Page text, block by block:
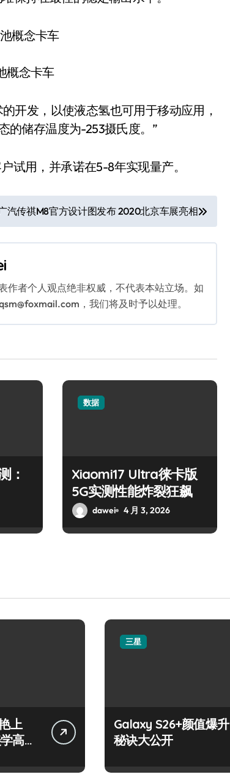
概念卡车
发，以使液态氢也可用于移动应用，
的储存温度为-253摄氏度。”
用，并承诺在5-8年实现量产。
汽传祺M8官方设计图发布 2020北京车展亮相
作者个人观点绝非权威，不代表本站立场。如
，我们将及时予以处理。
：
数据
Xiaomi17 Ultra徕卡版
5G实测性能炸裂狂飙
dawei 4 月 3, 2026
上
高
三星
Galaxy S26+颜值爆升
秘诀大公开